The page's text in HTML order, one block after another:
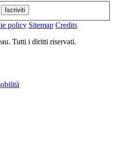
Iscriviti
policy Sitemap Credits
Tutti i diritti riservati.